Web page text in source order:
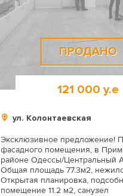
ПРОДАНО
121 000 у.е
ул. Колонтаевская
Эксклюзивное предложение!
фасадного помещения, в
районе Одессы/Центральный
Общая площадь 77.3м2,
Открытая планировка,
помещение 11.2 м2, санузел